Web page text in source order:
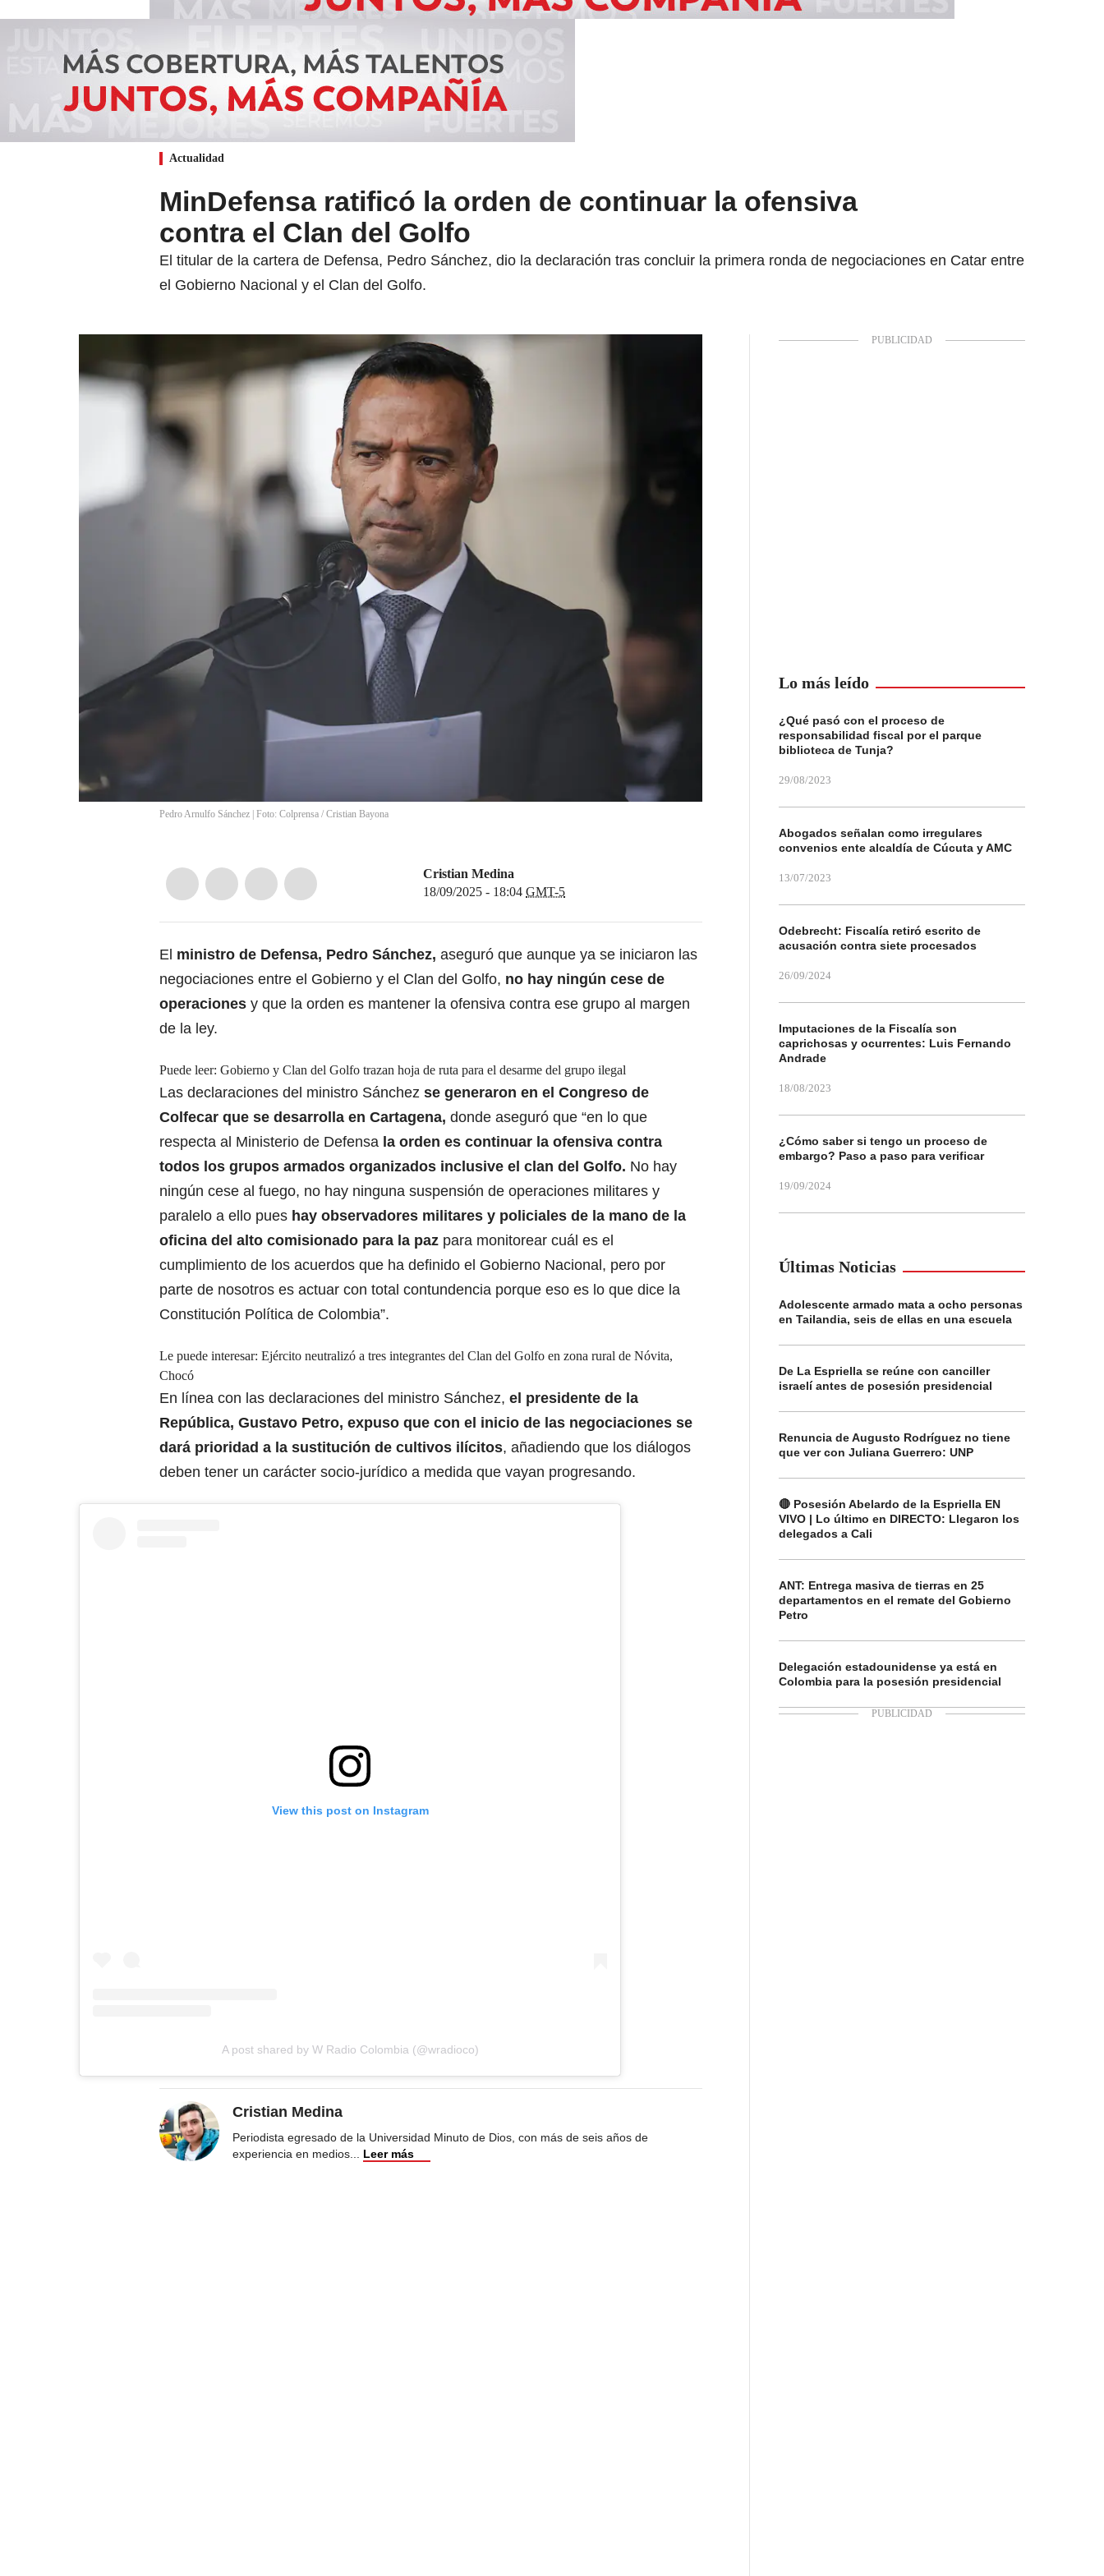
Actualidad
MinDefensa ratificó la orden de continuar la ofensiva
contra el Clan del Golfo
El titular de la cartera de Defensa, Pedro Sánchez, dio la declaración tras concluir la primera ronda de negociaciones en Catar entre
el Gobierno Nacional y el Clan del Golfo.
Pedro Arnulfo Sánchez | Foto: Colprensa / Cristian Bayona
Cristian Medina
18/09/2025 - 18:04 GMT-5
El ministro de Defensa, Pedro Sánchez, aseguró que aunque ya se iniciaron las
negociaciones entre el Gobierno y el Clan del Golfo, no hay ningún cese de
operaciones y que la orden es mantener la ofensiva contra ese grupo al margen
de la ley.
Puede leer: Gobierno y Clan del Golfo trazan hoja de ruta para el desarme del grupo ilegal
Las declaraciones del ministro Sánchez se generaron en el Congreso de
Colfecar que se desarrolla en Cartagena, donde aseguró que “en lo que
respecta al Ministerio de Defensa la orden es continuar la ofensiva contra
todos los grupos armados organizados inclusive el clan del Golfo. No hay
ningún cese al fuego, no hay ninguna suspensión de operaciones militares y
paralelo a ello pues hay observadores militares y policiales de la mano de la
oficina del alto comisionado para la paz para monitorear cuál es el
cumplimiento de los acuerdos que ha definido el Gobierno Nacional, pero por
parte de nosotros es actuar con total contundencia porque eso es lo que dice la
Constitución Política de Colombia”.
Le puede interesar: Ejército neutralizó a tres integrantes del Clan del Golfo en zona rural de Nóvita,
Chocó
En línea con las declaraciones del ministro Sánchez, el presidente de la
República, Gustavo Petro, expuso que con el inicio de las negociaciones se
dará prioridad a la sustitución de cultivos ilícitos, añadiendo que los diálogos
deben tener un carácter socio-jurídico a medida que vayan progresando.
View this post on Instagram
A post shared by W Radio Colombia (@wradioco)
Cristian Medina
Periodista egresado de la Universidad Minuto de Dios, con más de seis años de
experiencia en medios
Leer más
Lo más leído
¿Qué pasó con el proceso de
responsabilidad fiscal por el parque
biblioteca de Tunja?
29/08/2023
Abogados señalan como irregulares
convenios ente alcaldía de Cúcuta y AMC
13/07/2023
Odebrecht: Fiscalía retiró escrito de
acusación contra siete procesados
26/09/2024
Imputaciones de la Fiscalía son
caprichosas y ocurrentes: Luis Fernando
Andrade
18/08/2023
¿Cómo saber si tengo un proceso de
embargo? Paso a paso para verificar
19/09/2024
Últimas Noticias
Adolescente armado mata a ocho personas
en Tailandia, seis de ellas en una escuela
De La Espriella se reúne con canciller
israelí antes de posesión presidencial
Renuncia de Augusto Rodríguez no tiene
que ver con Juliana Guerrero: UNP
🔴 Posesión Abelardo de la Espriella EN
VIVO | Lo último en DIRECTO: Llegaron los
delegados a Cali
ANT: Entrega masiva de tierras en 25
departamentos en el remate del Gobierno
Petro
Delegación estadounidense ya está en
Colombia para la posesión presidencial